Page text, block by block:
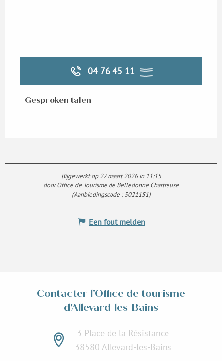
04 76 45 11 ▒▒
Gesproken talen
Gesproken talen
Bijgewerkt op 27 maart 2026 in 11:15
door Office de Tourisme de Belledonne Chartreuse
(Aanbiedingscode :5021151)
Een fout melden
Contacter l'Office de tourisme
d'Allevard-les-Bains
3 Place de la Résistance
38580 Allevard-les-Bains